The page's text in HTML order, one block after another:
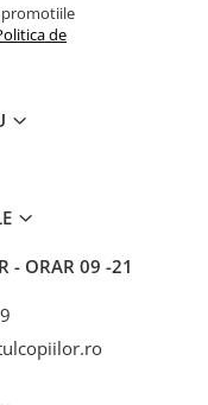
promotiile
de
- ORAR 09 -21